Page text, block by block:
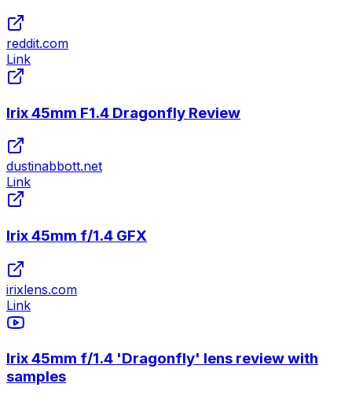
reddit.com
Link
Irix 45mm F1.4 Dragonfly Review
dustinabbott.net
Link
Irix 45mm f/1.4 GFX
irixlens.com
Link
Irix 45mm f/1.4 'Dragonfly' lens review with
samples